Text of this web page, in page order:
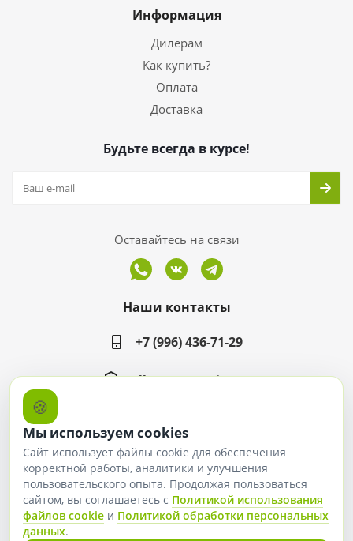
Информация
Дилерам
Как купить?
Оплата
Доставка
Будьте всегда в курсе!
Оставайтесь на связи
Наши контакты
+7 (996) 436-71-29
office@ergomarket.ru
2026 © ИП Шарышева Лариса Александровна
🍪
Мы используем cookies
Сайт использует файлы cookie для обеспечения
корректной работы, аналитики и улучшения
пользовательского опыта. Продолжая пользоваться
сайтом, вы соглашаетесь с Политикой использования
файлов cookie и Политикой обработки персональных
данных.